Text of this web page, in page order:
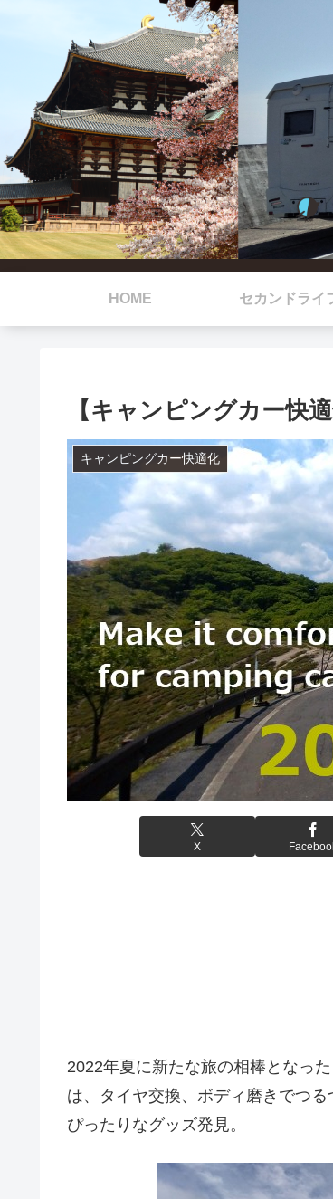
HOME セカンドライ
【キャンピングカー快
キャンピングカー快適化
X
2022年夏に新たな旅の相棒となっ
は、タイヤ交換、ボディ磨きでつ
ぴったりなグッズ発見。